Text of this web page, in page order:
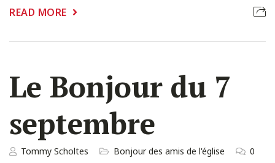
READ MORE
Le Bonjour du 7
septembre
Tommy Scholtes Bonjour des amis de l'église 0